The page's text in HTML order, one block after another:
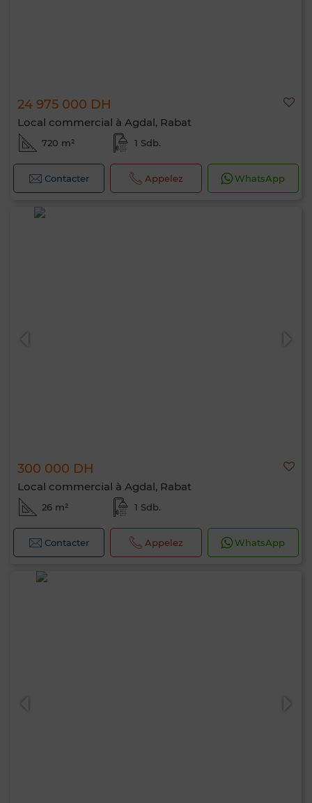
24 975 000 DH
Local commercial à Agdal, Rabat
720 m² 1 Sdb.
Contacter Appelez WhatsApp
300 000 DH
Local commercial à Agdal, Rabat
26 m² 1 Sdb.
Contacter Appelez WhatsApp